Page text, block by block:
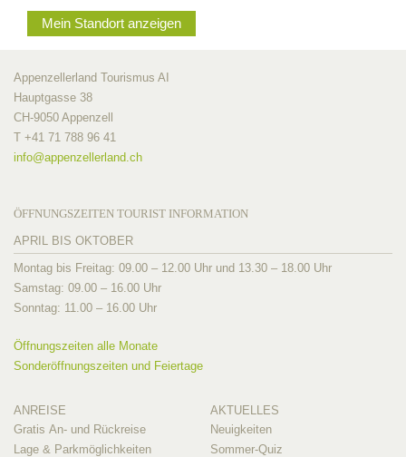
Mein Standort anzeigen
Appenzellerland Tourismus AI
Hauptgasse 38
CH-9050 Appenzell
T +41 71 788 96 41
info@appenzellerland.ch
ÖFFNUNGSZEITEN TOURIST INFORMATION
APRIL BIS OKTOBER
Montag bis Freitag: 09.00 – 12.00 Uhr und 13.30 – 18.00 Uhr
Samstag: 09.00 – 16.00 Uhr
Sonntag: 11.00 – 16.00 Uhr
Öffnungszeiten alle Monate
Sonderöffnungszeiten und Feiertage
ANREISE
Gratis An- und Rückreise
Lage & Parkmöglichkeiten
AKTUELLES
Neuigkeiten
Sommer-Quiz